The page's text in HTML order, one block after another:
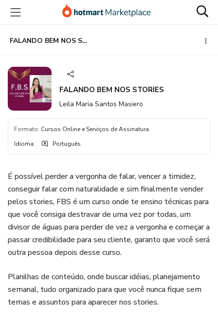
para
conteúdo
principal
para
pagamento
para
rodapé
FALANDO BEM NOS STORIES
FALANDO BEM NOS STORIES
Leila Maria Santos Masiero
Formato: Cursos Online e Serviços de Assinatura
Idioma: Português
É possível perder a vergonha de falar, vencer a timidez,
conseguir falar com naturalidade e sim finalmente vender
pelos stories, FBS é um curso onde te ensino técnicas para
que você consiga destravar de uma vez por todas, um
divisor de águas para perder de vez a vergonha e começar a
passar credibilidade para seu cliente, garanto que você será
outra pessoa depois desse curso.
Planilhas de conteúdo, onde buscar idéias, planejamento
semanal, tudo organizado para que você nunca fique sem
temas e assuntos para aparecer nos stories.